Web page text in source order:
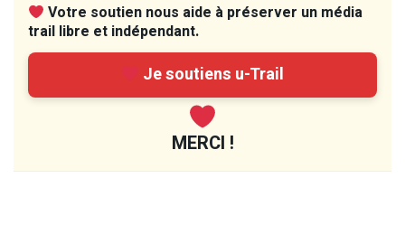
Votre soutien nous aide à préserver un média
trail libre et indépendant.
Je soutiens u-Trail
MERCI !